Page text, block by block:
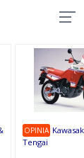
OPINIA
Tengai